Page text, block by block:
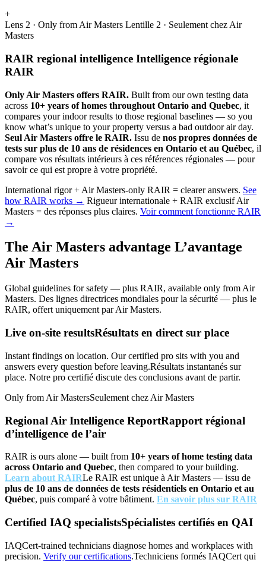
+
Lens 2 · Only from Air Masters Lentille 2 · Seulement chez Air
Masters
RAIR regional intelligence Intelligence régionale
RAIR
Only Air Masters offers RAIR. Built from our own testing data
across 10+ years of homes throughout Ontario and Quebec, it
compares your indoor results to those regional baselines — so you
know what’s unique to your property versus a bad outdoor air day.
Seul Air Masters offre le RAIR. Issu de nos propres données de
tests sur plus de 10 ans de résidences en Ontario et au Québec, il
compare vos résultats intérieurs à ces références régionales — pour
savoir ce qui est propre à votre propriété.
International rigor + Air Masters-only RAIR = clearer answers. See
how RAIR works → Rigueur internationale + RAIR exclusif Air
Masters = des réponses plus claires. Voir comment fonctionne RAIR
→
The Air Masters advantage L’avantage
Air Masters
Global guidelines for safety — plus RAIR, available only from Air
Masters. Des lignes directrices mondiales pour la sécurité — plus le
RAIR, offert uniquement par Air Masters.
Live on-site resultsRésultats en direct sur place
Instant findings on location. Our certified pro sits with you and
answers every question before leaving.Résultats instantanés sur
place. Notre pro certifié discute des conclusions avant de partir.
Only from Air MastersSeulement chez Air Masters
Regional Air Intelligence ReportRapport régional
d’intelligence de l’air
RAIR is ours alone — built from 10+ years of home testing data
across Ontario and Quebec, then compared to your building.
Learn about RAIRLe RAIR est unique à Air Masters — issu de
plus de 10 ans de données de tests résidentiels en Ontario et au
Québec, puis comparé à votre bâtiment. En savoir plus sur RAIR
Certified IAQ specialistsSpécialistes certifiés en QAI
IAQCert-trained technicians diagnose homes and workplaces with
precision. Verify our certifications.Techniciens formés IAQCert qui